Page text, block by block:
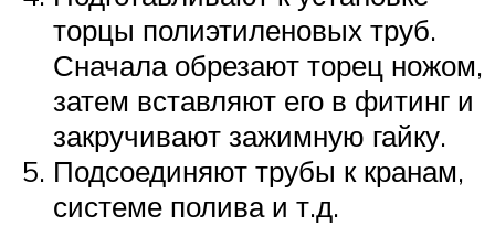
торцы полиэтиленовых труб.
Сначала обрезают торец ножом,
затем вставляют его в фитинг и
закручивают зажимную гайку.
Подсоединяют трубы к кранам,
системе полива и т.д.